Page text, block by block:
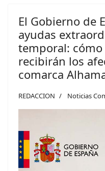
El Gobierno de
ayudas
temporal:
recibirán los
comarca
REDACCION Noticias